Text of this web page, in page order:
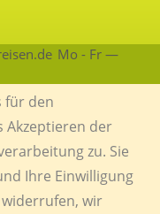
Mo - Fr —
für den
Akzeptieren der
zu. Sie
Ihre Einwilligung
wir